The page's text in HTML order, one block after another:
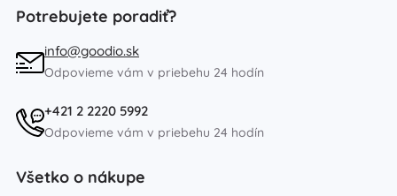
Potrebujete poradiť?
info@goodio.sk
Odpovieme vám v priebehu 24 hodín
+421 2 2220 5992
Odpovieme vám v priebehu 24 hodín
Všetko o nákupe